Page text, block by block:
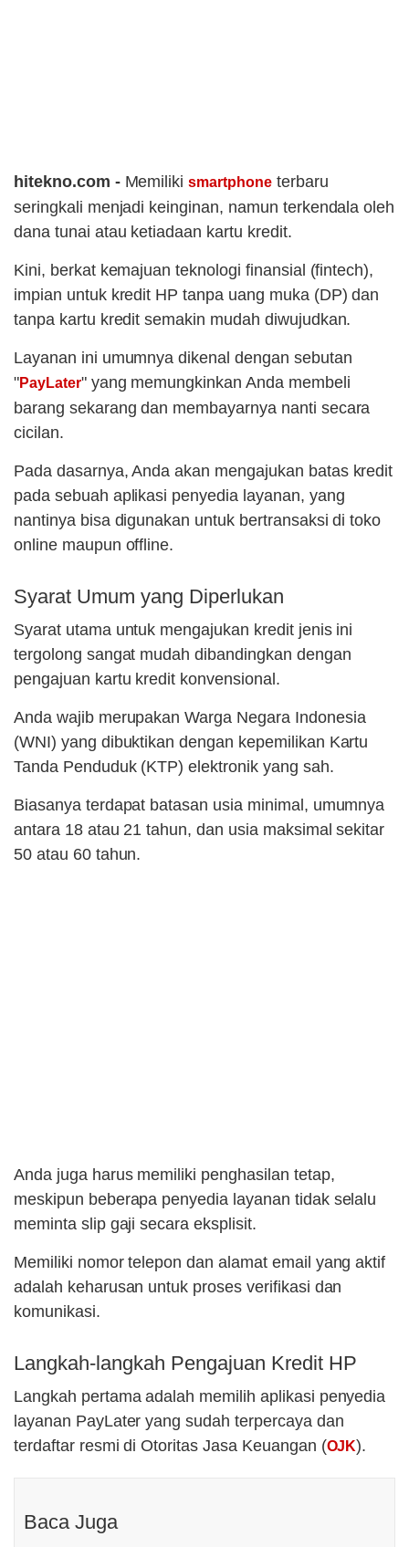
hitekno.com - Memilikismartphoneterbaru
seringkali menjadi keinginan, namun terkendala oleh
dana tunai atau ketiadaan kartu kredit.
Kini, berkat kemajuan teknologi finansial (fintech),
impian untuk kredit HP tanpa uang muka (DP) dan
tanpa kartu kredit semakin mudah diwujudkan.
Layanan ini umumnya dikenal dengan sebutan
"PayLater" yang memungkinkan Anda membeli
barang sekarang dan membayarnya nanti secara
cicilan.
Pada dasarnya, Anda akan mengajukan batas kredit
pada sebuah aplikasi penyedia layanan, yang
nantinya bisa digunakan untuk bertransaksi di toko
online maupun offline.
Syarat Umum yang Diperlukan
Syarat utama untuk mengajukan kredit jenis ini
tergolong sangat mudah dibandingkan dengan
pengajuan kartu kredit konvensional.
Anda wajib merupakan Warga Negara Indonesia
(WNI) yang dibuktikan dengan kepemilikan Kartu
Tanda Penduduk (KTP) elektronik yang sah.
Biasanya terdapat batasan usia minimal, umumnya
antara 18 atau 21 tahun, dan usia maksimal sekitar
50 atau 60 tahun.
Anda juga harus memiliki penghasilan tetap,
meskipun beberapa penyedia layanan tidak selalu
meminta slip gaji secara eksplisit.
Memiliki nomor telepon dan alamat email yang aktif
adalah keharusan untuk proses verifikasi dan
komunikasi.
Langkah-langkah Pengajuan Kredit HP
Langkah pertama adalah memilih aplikasi penyedia
layanan PayLater yang sudah terpercaya dan
terdaftar resmi di Otoritas Jasa Keuangan (OJK).
Baca Juga